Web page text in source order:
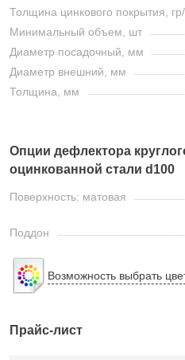
Толщина цинкового покрытия,
Минимальный объем, шт
Диаметр посадочный, мм
Диаметр внешний, мм
Толщина, мм
Опции дефлектора
оцинкованной стали d100
Поверхность: матовая
Поддон
Возможность выбрать
Прайс-лист